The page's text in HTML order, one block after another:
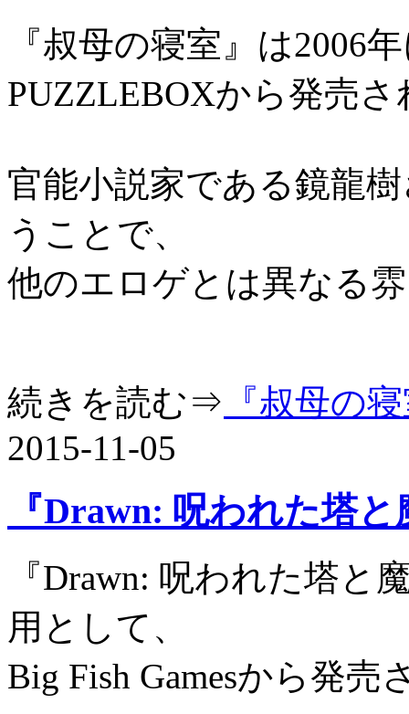
『叔母の寝室』は2006
PUZZLEBOXから発売
官能小説家である鏡龍
うことで、
他のエロゲとは異なる
続きを読む⇒ 『叔母の
2015-11-05
『Drawn: 呪われた塔
『Drawn: 呪われた塔と
用として、
Big Fish Gamesから発売